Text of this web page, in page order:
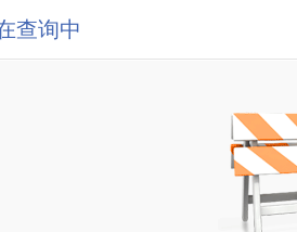
查询中